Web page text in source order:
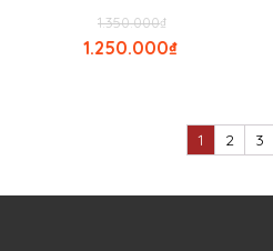
₫
1.350.000
₫
1.250.000
1 2 3